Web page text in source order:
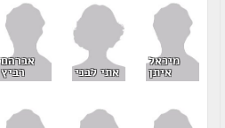
מיכאל
איתן אתי לבני
אברהם
רביץ